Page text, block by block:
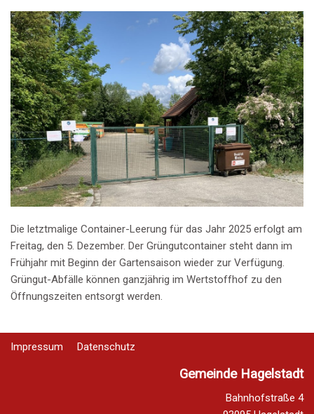
Die letztmalige Container-Leerung für das Jahr 2025 erfolgt am
Freitag, den 5. Dezember. Der Grüngutcontainer steht dann im
Frühjahr mit Beginn der Gartensaison wieder zur Verfügung.
Grüngut-Abfälle können ganzjährig im Wertstoffhof zu den
Öffnungszeiten entsorgt werden.
Impressum Datenschutz
Gemeinde Hagelstadt
Bahnhofstraße 4